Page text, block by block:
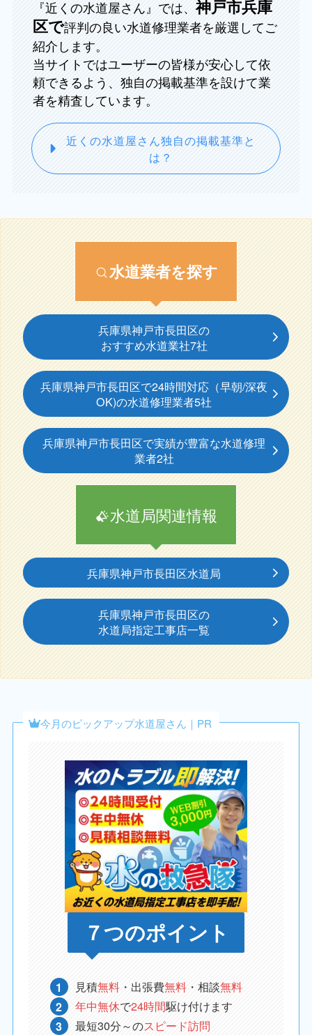
『近くの水道屋さん』では、神戸市兵庫
区で評判の良い水道修理業者を厳選してご
紹介します。
当サイトではユーザーの皆様が安心して依
頼できるよう、独自の掲載基準を設けて業
者を精査しています。
近くの水道屋さん独自の掲載基準と
は？
水道業者を探す
兵庫県神戸市長田区の
おすすめ水道業社7社
兵庫県神戸市長田区で24時間対応（早朝/深夜
OK)の水道修理業者5社
兵庫県神戸市長田区で実績が豊富な水道修理
業者2社
水道局関連情報
兵庫県神戸市長田区水道局
兵庫県神戸市長田区の
水道局指定工事店一覧
今月のピックアップ水道屋さん｜PR
７つのポイント
見積無料 ・出張費無料 ・相談無料
年中無休で24時間駆け付けます
最短30分～のスピード訪問